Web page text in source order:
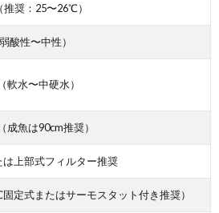
奨：25〜26℃）
酸性〜中性）
軟水〜中硬水）
成魚は90cm推奨）
は上部式フィルター推奨
定式またはサーモスタット付き推奨）